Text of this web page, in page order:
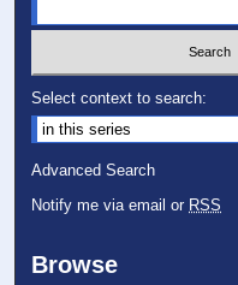
Select context to search:
Advanced Search
Notify me via email or RSS
Browse